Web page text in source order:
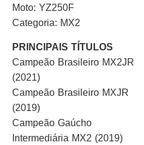
Moto: YZ250F
Categoria: MX2
PRINCIPAIS TÍTULOS
Campeão Brasileiro MX2JR
(2021)
Campeão Brasileiro MXJR
(2019)
Campeão Gaúcho
Intermediária MX2 (2019)